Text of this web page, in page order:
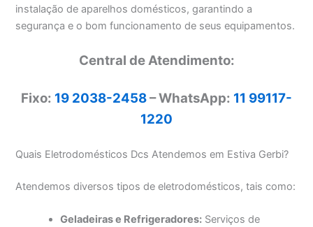
instalação de aparelhos domésticos, garantindo a
segurança e o bom funcionamento de seus equipamentos.
Central de Atendimento:
Fixo: 19 2038-2458– WhatsApp: 11 99117-
1220
Quais Eletrodomésticos Dcs Atendemos em Estiva Gerbi?
Atendemos diversos tipos de eletrodomésticos, tais como:
Geladeiras e Refrigeradores: Serviços de